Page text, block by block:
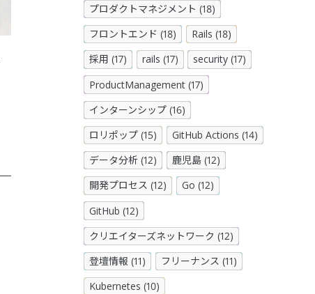
プロダクトマネジメント (18)
フロントエンド (18)
Rails (18)
採用 (17)
rails (17)
security (17)
ProductManagement (17)
インターンシップ (16)
ロリポップ (15)
GitHub Actions (14)
データ分析 (12)
鹿児島 (12)
開発プロセス (12)
Go (12)
GitHub (12)
クリエイターズネットワーク (12)
登壇情報 (11)
フリーナンス (11)
Kubernetes (10)